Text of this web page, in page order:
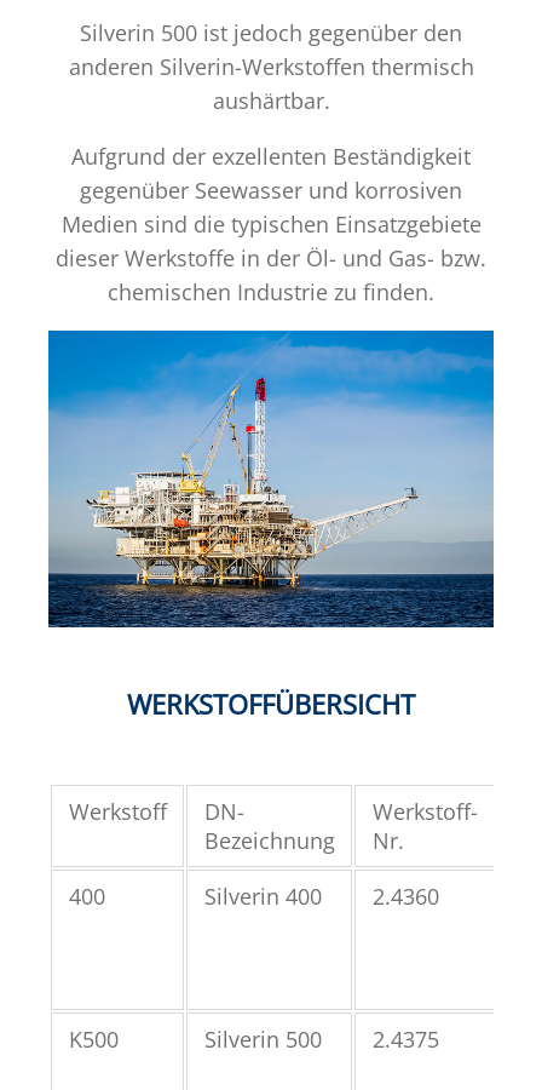
Silverin 500 ist jedoch gegenüber den
anderen Silverin-Werkstoffen thermisch
aushärtbar.
Aufgrund der exzellenten Beständigkeit
gegenüber Seewasser und korrosiven
Medien sind die typischen Einsatzgebiete
dieser Werkstoffe in der Öl- und Gas- bzw.
chemischen Industrie zu finden.
WERKSTOFFÜBERSICHT
Werkstoff
DN-
Bezeichnung
Werkstoff-
Nr.
400
Silverin 400 2.4360
K500 Silverin 500 2.4375